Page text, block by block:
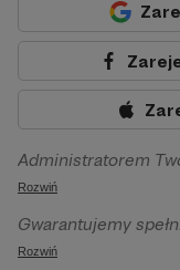
Administratorem
sp. z o.o. z siedziba
092 Warszawa.
szczególności w
Rozwiń
Gwarantujemy
wynikających z
Rozwiń